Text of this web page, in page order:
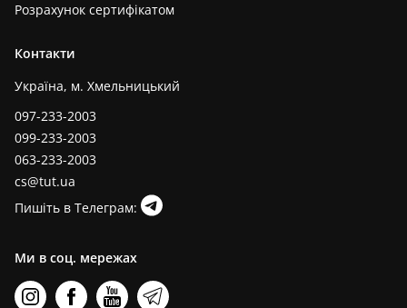
Розрахунок сертифікатом
Контакти
Україна, м. Хмельницький
097-233-2003
099-233-2003
063-233-2003
cs@tut.ua
Пишіть в Телеграм:
Ми в соц. мережах